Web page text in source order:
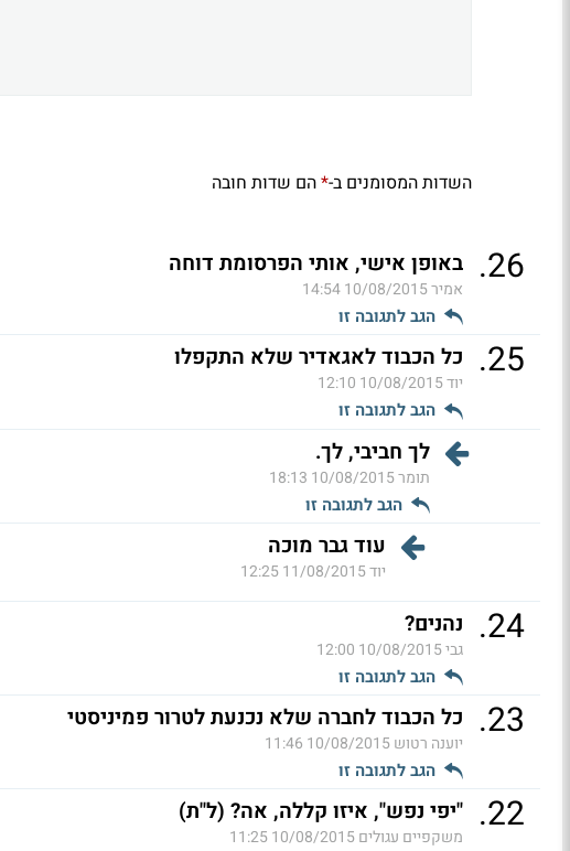
השדות המסומנים ב-*הם שדות חובה
26
. באופן אישי, אותי הפרסומת דוחה
אמיר10/08/2015 14:54
הגב לתגובה זו
25
. כל הכבוד לאגאדיר שלא התקפלו
יוד10/08/2015 12:10
הגב לתגובה זו
לך חביבי, לך.
תומר10/08/2015 18:13
הגב לתגובה זו
עוד גבר מוכה
יוד11/08/2015 12:25
24
. נהנים?
גבי10/08/2015 12:00
הגב לתגובה זו
23
. כל הכבוד לחברה שלא נכנעת לטרור פמיניסטי
יוענה רטוש10/08/2015 11:46
הגב לתגובה זו
22
. "יפי נפש", איזו קללה, אה? (ל"ת)
משקפיים עגולים10/08/2015 11:25